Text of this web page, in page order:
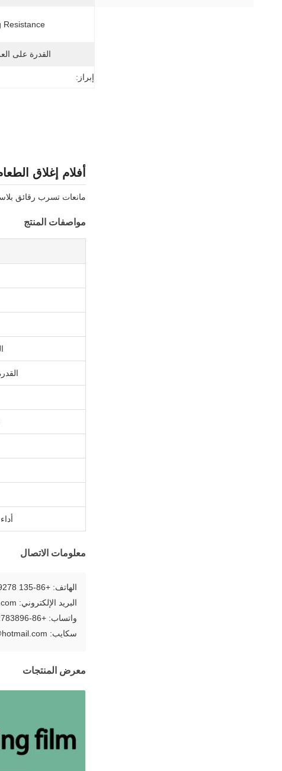
Resistance:
القدرة على
إبراز:
أفلام إغلاق
مانعات تسرب رقائق
مواصفات المنتج
معلومات الاتصال
الهاتف: +86-135 9278 3896
البريد الإلكتروني: leewen@dgbpack.com
واتساب: +86-13592783896
سكايب: leewenhuang@hotmail.com
معرض المنتجات